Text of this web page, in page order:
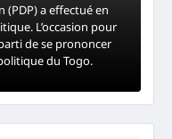
(PDP) a effectué en
L’occasion pour
de se prononcer
du Togo.